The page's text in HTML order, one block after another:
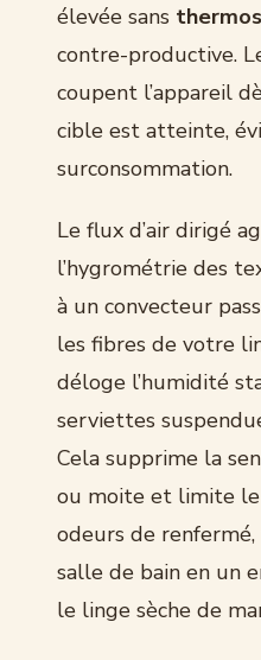
élevée sans
contre-productive.
coupent l’appareil
cible est atteinte,
surconsommation.
Le flux d’air dirigé
l’hygrométrie des
à un convecteur
les fibres de votre
déloge l’humidité
serviettes
Cela supprime la
ou moite et limite
odeurs de
salle de bain en un
le linge sèche de